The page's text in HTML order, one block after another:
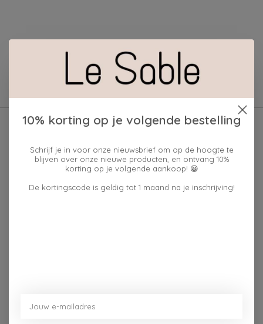
Geen producten gevonden!
zaterdag 10u - 17u ---zondag maandag gesloten
10% korting op je volgende bestelling
Schrijf je in voor onze nieuwsbrief om op de hoogte te
blijven over onze nieuwe producten, en ontvang 10%
korting op je volgende aankoop! 😀
De kortingscode is geldig tot 1 maand na je inschrijving!